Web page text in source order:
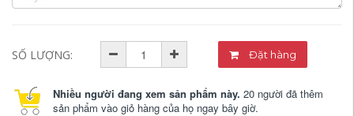
SỐ LƯỢNG: Đặt hàng
Nhiều người đang xem sản phẩm này. 20 người đã thêm
sản phẩm vào giỏ hàng của họ ngay bây giờ.